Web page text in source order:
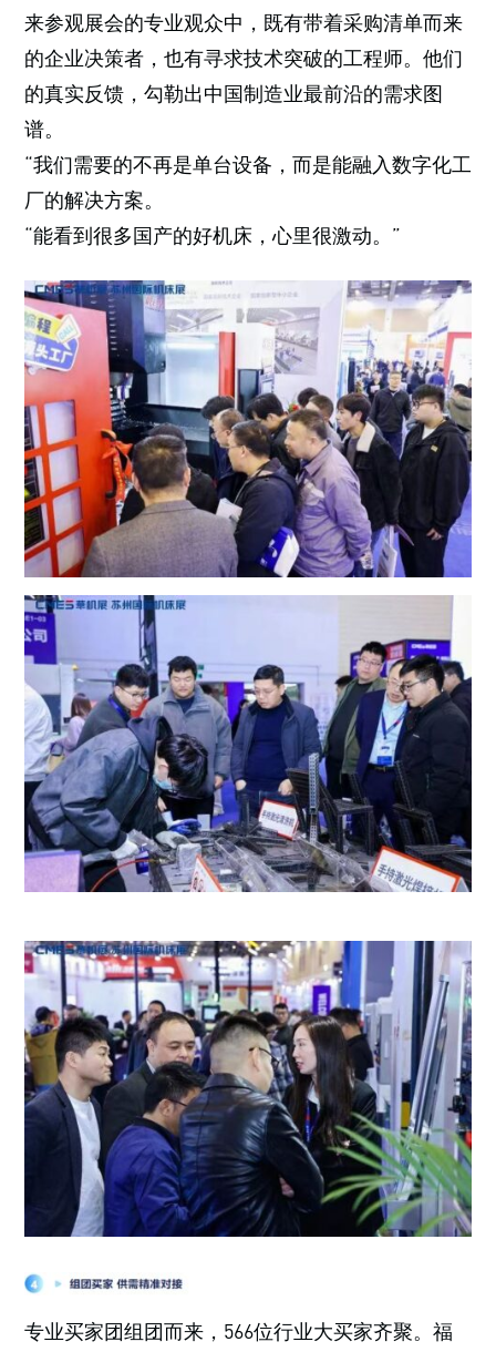
来参观展会的专业观众中，既有带着采购清单而来
的企业决策者，也有寻求技术突破的工程师。他们
的真实反馈，勾勒出中国制造业最前沿的需求图
谱。
“我们需要的不再是单台设备，而是能融入数字化工
厂的解决方案。
“能看到很多国产的好机床，心里很激动。”
专业买家团组团而来，566位行业大买家齐聚。福